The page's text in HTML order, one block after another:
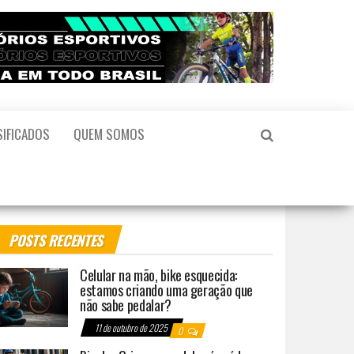
QUEM SOMOS
POSTS RECENTES
Celular na mão, bike esquecida:
estamos criando uma geração que
não sabe pedalar?
11 de outubro de 2025 0